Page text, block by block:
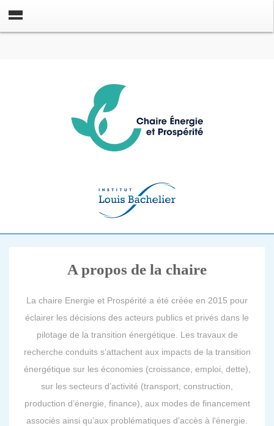
A propos de la chaire
La chaire Energie et Prospérité a été créée en 2015 pour
éclairer les décisions des acteurs publics et privés dans le
pilotage de la transition énergétique. Les travaux de
recherche conduits s’attachent aux impacts de la transition
énergétique sur les économies (croissance, emploi, dette),
sur les secteurs d’activité (transport, construction,
production d’énergie, finance), aux modes de financement
associés ainsi qu’aux problématiques d’accès à l'énergie.